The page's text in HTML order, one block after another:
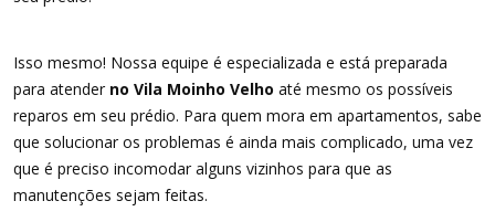
Isso mesmo! Nossa equipe é especializada e está preparada
para atender no Vila Moinho Velho até mesmo os possíveis
reparos em seu prédio. Para quem mora em apartamentos, sabe
que solucionar os problemas é ainda mais complicado, uma vez
que é preciso incomodar alguns vizinhos para que as
manutenções sejam feitas.